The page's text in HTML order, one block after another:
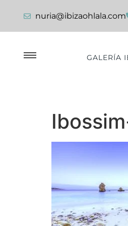
nuria@ibizaohlala.com
GALERÍA